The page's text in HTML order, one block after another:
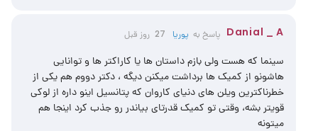
Danial _ A پاسخ به پوریا 27 روز قبل
سینما که هست ولی بازم داستان ها یا کاراکتر ها و توانایی
هاشونو از کمیک ها برداشت میکنن دیگه ، دکتر دووم هم یکی از
خطرناکترین ویلن های دنیای کاروان که پتانسیل اینو داره از لوکی
قویتر بشه، وقتی تو کمیک قدرتای بیاندر رو جذب کرد اینجا هم
میتونه